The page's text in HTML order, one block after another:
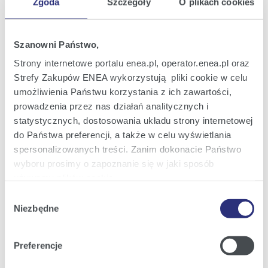
Szanowni Państwo,
Strony internetowe portalu enea.pl, operator.enea.pl oraz
Strefy Zakupów ENEA wykorzystują pliki cookie w celu
umożliwienia Państwu korzystania z ich zawartości,
prowadzenia przez nas działań analitycznych i
statystycznych, dostosowania układu strony internetowej
do Państwa preferencji, a także w celu wyświetlania
spersonalizowanych treści. Zanim dokonacie Państwo
wyboru prosimy o zapoznanie się w jaki sposób
Szczegółowe informacje na ten temat znajdziecie
Polityce
zgody
Niezbędne
Preferencje
lis
2012
22:29
porządku obrad Nadzwyczajnego Walnego
grudnia 2012 r.
29
2012
18:09
Raport bieżący nr 48/2012
Powołanie Prezesa Zarządu ENEA S.A.
21:42
Projekty uchwał Nadzwyczajnego Walnego